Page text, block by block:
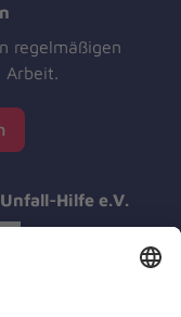
regelmäßigen
Arbeit.
Hilfe e.V.